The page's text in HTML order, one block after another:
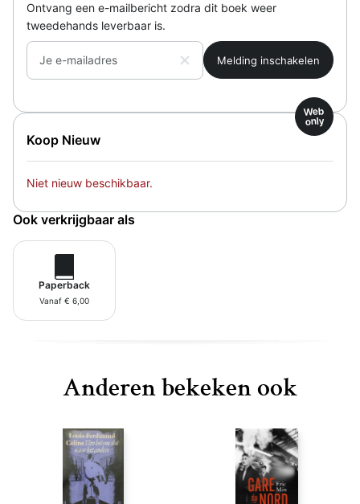
Ontvang een e-mailbericht zodra dit boek weer
tweedehands leverbaar is.
Je e-mailadres
Koop Nieuw
Web
only
Niet nieuw beschikbaar.
Ook verkrijgbaar als
Paperback
Vanaf € 6,00
Anderen bekeken ook